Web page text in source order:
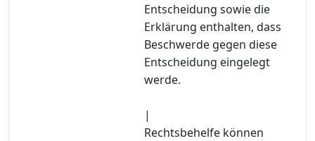
Entscheidung sowie die
Erklärung enthalten, dass
Beschwerde gegen diese
Entscheidung eingelegt
werde.
|
Rechtsbehelfe können